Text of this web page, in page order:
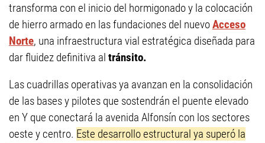
transforma con el inicio del hormigonado y la colocación
de hierro armado en las fundaciones del nuevoAcceso
Norte, una infraestructura vial estratégica diseñada para
dar fluidez definitiva al tránsito.
Las cuadrillas operativas ya avanzan en la consolidación
de las bases y pilotes que sostendrán el puente elevado
en Y que conectará la avenida Alfonsín con los sectores
oeste y centro. Este desarrollo estructural ya superó la